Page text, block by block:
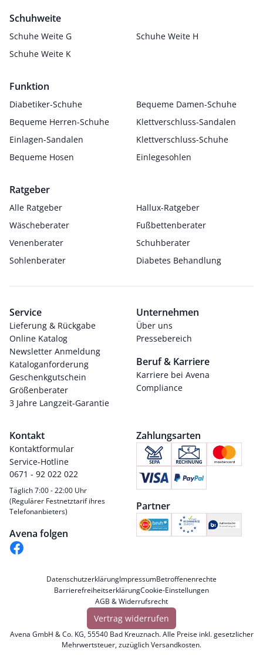
Schuhweite
Schuhe Weite G
Schuhe Weite H
Schuhe Weite K
Funktion
Diabetiker-Schuhe
Bequeme Damen-Schuhe
Bequeme Herren-Schuhe
Klettverschluss-Sandalen
Einlagen-Sandalen
Klettverschluss-Schuhe
Bequeme Hosen
Einlegesohlen
Ratgeber
Alle Ratgeber
Hallux-Ratgeber
Wäscheberater
Fußbettenberater
Venenberater
Schuhberater
Sohlenberater
Diabetes Behandlung
Service
Lieferung & Rückgabe
Online Katalog
Newsletter Anmeldung
Kataloganforderung
Geschenkgutschein
Größenberater
3 Jahre Langzeit-Garantie
Unternehmen
Über uns
Pressebereich
Beruf & Karriere
Karriere bei Avena
Compliance
Kontakt
Kontaktformular
Service-Hotline
0671 - 92 022 022
Täglich 7:00 - 22:00 Uhr
(Regulärer Festnetztarif ihres
Telefonanbieters)
Avena folgen
Zahlungsarten
Partner
DatenschutzerklärungImpressumBetroffenenrechte
BarrierefreiheitserklärungCookie-Einstellungen
AGB & Widerrufsrecht
Vertrag widerrufen
Avena GmbH & Co. KG, 55540 Bad Kreuznach. Alle Preise inkl. gesetzlicher
Mehrwertsteuer, zuzüglichVersandkosten.